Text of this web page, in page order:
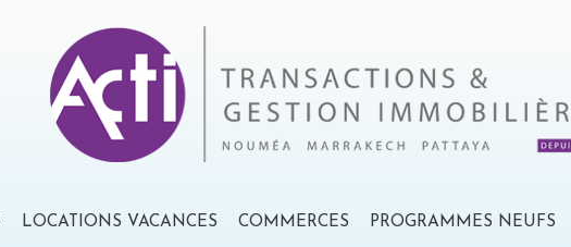
LOCATIONS VACANCES COMMERCES PROGRAMMES NEUFS